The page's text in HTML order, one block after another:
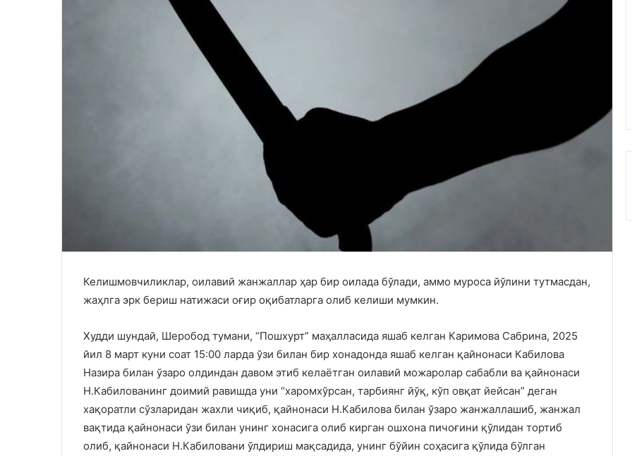
Келишмовчиликлар, оилавий жанжаллар ҳар бир оилада бўлади, аммо муроса йўлини тутмасдан,
жаҳлга эрк бериш натижаси оғир оқибатларга олиб келиши мумкин.
Худди шундай, Шеробод тумани, “Пошхурт” маҳалласида яшаб келган Каримова Сабрина, 2025
йил 8 март куни соат 15:00 ларда ўзи билан бир хонадонда яшаб келган қайнонаси Кабилова
Назира билан ўзаро олдиндан давом этиб келаётган оилавий можаролар сабабли ва қайнонаси
Н.Кабилованинг доимий равишда уни “харомхўрсан, тарбиянг йўқ, кўп овқат йейсан” деган
хақоратли сўзларидан жахли чиқиб, қайнонаси Н.Кабилова билан ўзаро жанжаллашиб, жанжал
вақтида қайнонаси ўзи билан унинг хонасига олиб кирган ошхона пичоғини қўлидан тортиб
олиб, қайнонаси Н.Кабиловани ўлдириш мақсадида, унинг бўйин соҳасига қўлида бўлган